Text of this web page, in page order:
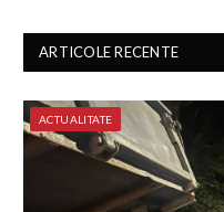
ARTICOLE RECENTE
ACTUALITATE